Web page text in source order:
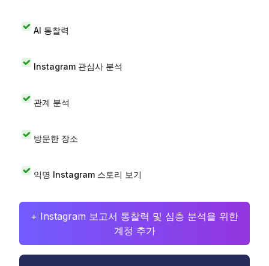
AI 통찰력
Instagram 관심사 분석
관계 분석
방문한 장소
익명 Instagram 스토리 보기
+ Instagram 보고서 통찰력 및 심층 분석을 위한
계정 추가